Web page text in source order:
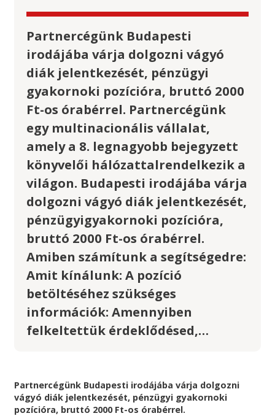
Partnercégünk Budapesti
irodájába várja dolgozni vágyó
diák jelentkezését, pénzügyi
gyakornoki pozícióra, bruttó 2000
Ft-os órabérrel. Partnercégünk
egy multinacionális vállalat,
amely a 8. legnagyobb bejegyzett
könyvelői hálózattalrendelkezik a
világon. Budapesti irodájába várja
dolgozni vágyó diák jelentkezését,
pénzügyigyakornoki pozícióra,
bruttó 2000 Ft-os órabérrel.
Amiben számítunk a segítségedre:
Amit kínálunk: A pozíció
betöltéséhez szükséges
információk: Amennyiben
felkeltettük érdeklődésed,…
Partnercégünk Budapesti irodájába várja dolgozni
vágyó diák jelentkezését, pénzügyi gyakornoki
pozícióra, bruttó 2000 Ft-os órabérrel.